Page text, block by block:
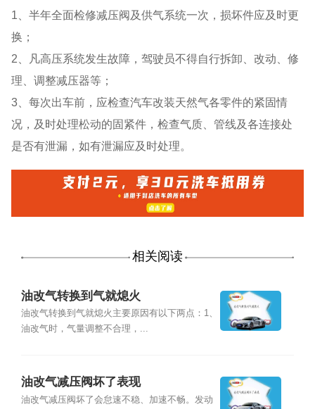
1、半年全面检修减压阀及供气系统一次，损坏件应及时更
换；
2、凡高压系统发生故障，驾驶员不得自行拆卸、改动、修
理、调整减压器等；
3、每次出车前，应检查汽车改装天然气各零件的紧固情
况，及时处理松动的固紧件，检查气质、管线及各连接处
是否有泄漏，如有泄漏应及时处理。
相关阅读
油改气转换到气就熄火
油改气转换到气就熄火主要原因有以下两点：1、
油改气时，气量调整不合理，...
油改气减压阀坏了表现
油改气减压阀坏了会怠速不稳、加速不畅。发动